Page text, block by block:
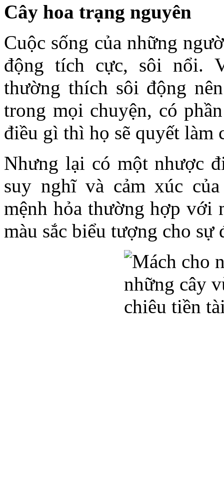
Cây hoa trạng nguyên
Cuộc sống của những
động tích cực, sôi nổi.
thường thích sôi động
trong mọi chuyện, có
điều gì thì họ sẽ quyết làm
Nhưng lại có một nhược
suy nghĩ và cảm xúc
mệnh hỏa thường hợp với
màu sắc biểu tượng cho sự